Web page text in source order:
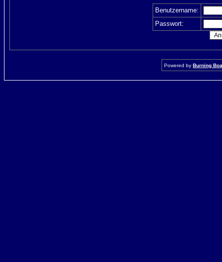
Benutzername:
Passwort:
Powered by Burning